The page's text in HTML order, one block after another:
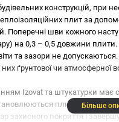
конструкцій, при
плит за
Поперечні шви кожного
на 0,3 – 0,5 довжини
та зазори не
ґрунтової чи атмосферної
Izovat та штукатурки має
плити IZOVAT.
захисного покриття і
Більше